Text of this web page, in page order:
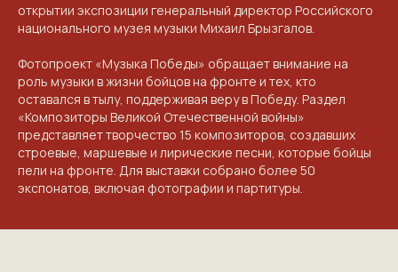
открытии экспозиции генеральный директор Российского
национального музея музыки Михаил Брызгалов.
Фотопроект «Музыка Победы» обращает внимание на
роль музыки в жизни бойцов на фронте и тех, кто
оставался в тылу, поддерживая веру в Победу. Раздел
«Композиторы Великой Отечественной войны»
представляет творчество 15 композиторов, создавших
строевые, маршевые и лирические песни, которые бойцы
пели на фронте. Для выставки собрано более 50
экспонатов, включая фотографии и партитуры.
ПРОЕКТЕ